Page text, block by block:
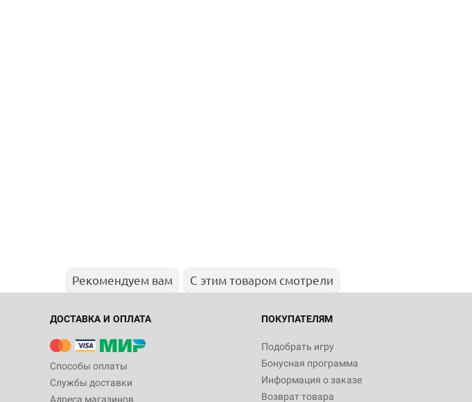
Рекомендуем вам С этим товаром смотрели
ДОСТАВКА И ОПЛАТА
Способы оплаты
Службы доставки
Адреса магазинов
ПОКУПАТЕЛЯМ
Подобрать игру
Бонусная программа
Информация о заказе
Возврат товара